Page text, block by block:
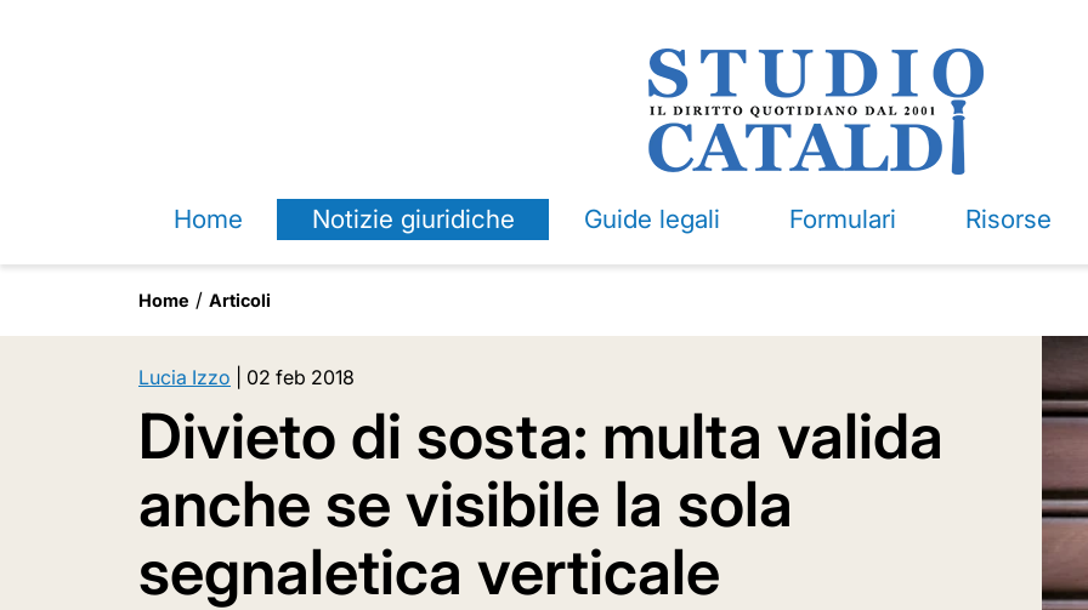
Home Notizie giuridiche Guide legali Formulari Risorse
Home Articoli
Lucia Izzo 02 feb 2018
Divieto di sosta: multa valida
anche se visibile la sola
segnaletica verticale